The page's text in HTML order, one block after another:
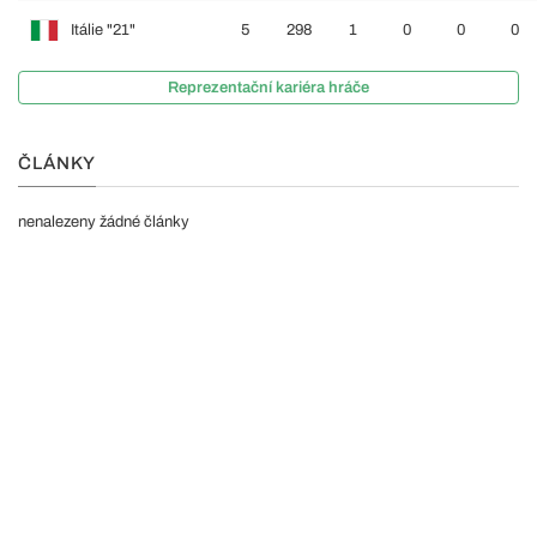
Itálie "21" 5 298 1 0 0 0
Reprezentační kariéra hráče
ČLÁNKY
nenalezeny žádné články